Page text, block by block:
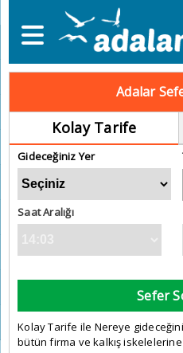
Adalar
Kolay Tarife
Gideceğiniz Yer
Saat Aralığı
Sefer
Kolay Tarife ile Nereye
bütün firma ve kalkış